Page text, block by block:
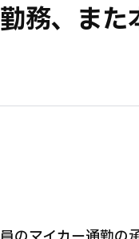
務、ま